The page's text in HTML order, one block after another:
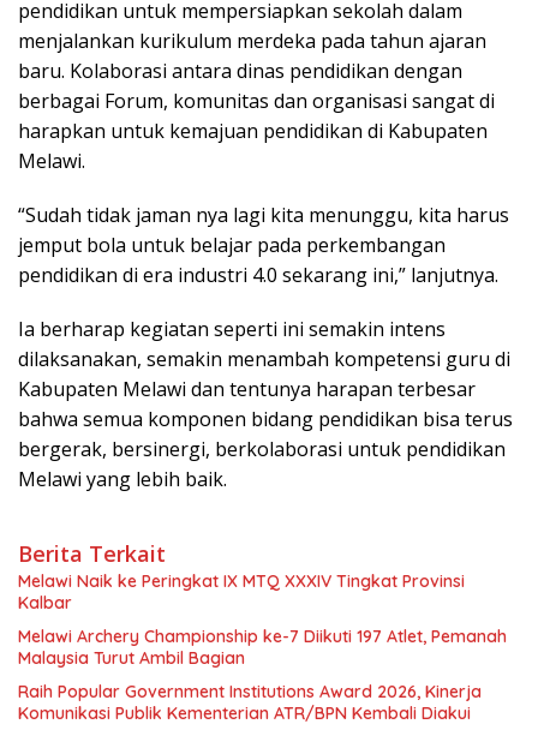
pendidikan untuk mempersiapkan sekolah dalam
menjalankan kurikulum merdeka pada tahun ajaran
baru. Kolaborasi antara dinas pendidikan dengan
berbagai Forum, komunitas dan organisasi sangat di
harapkan untuk kemajuan pendidikan di Kabupaten
Melawi.
“Sudah tidak jaman nya lagi kita menunggu, kita harus
jemput bola untuk belajar pada perkembangan
pendidikan di era industri 4.0 sekarang ini,” lanjutnya.
Ia berharap kegiatan seperti ini semakin intens
dilaksanakan, semakin menambah kompetensi guru di
Kabupaten Melawi dan tentunya harapan terbesar
bahwa semua komponen bidang pendidikan bisa terus
bergerak, bersinergi, berkolaborasi untuk pendidikan
Melawi yang lebih baik.
Berita Terkait
Melawi Naik ke Peringkat IX MTQ XXXIV Tingkat Provinsi
Kalbar
Melawi Archery Championship ke-7 Diikuti 197 Atlet, Pemanah
Malaysia Turut Ambil Bagian
Raih Popular Government Institutions Award 2026, Kinerja
Komunikasi Publik Kementerian ATR/BPN Kembali Diakui